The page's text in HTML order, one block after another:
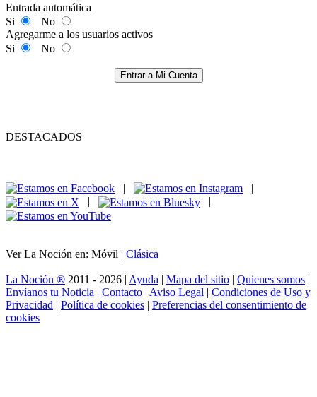
Entrada automática
Si
No
Agregarme a los usuarios activos
Si
No
Entrar a Mi Cuenta
DESTACADOS
|
|
|
|
Ver La Noción en: Móvil | Clásica
La Noción ® 2011 - 2026 | Ayuda | Mapa del sitio | Quienes somos |
Envíanos tu Noticia | Contacto | Aviso Legal | Condiciones de Uso y
Privacidad | Política de cookies | Preferencias del consentimiento de
cookies